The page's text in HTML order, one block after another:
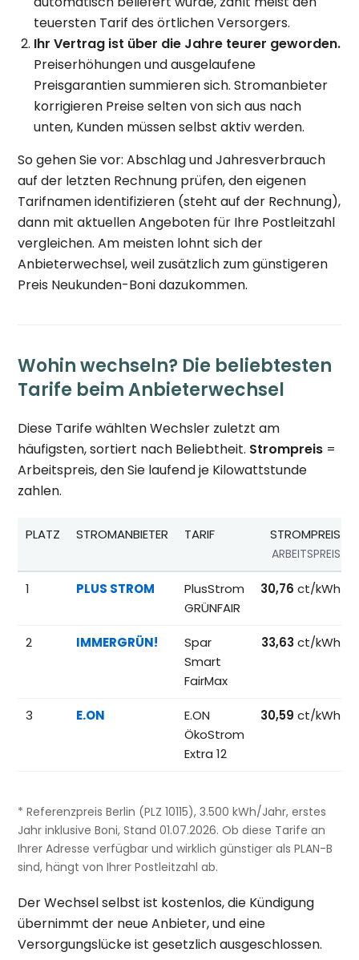
teuersten Tarif des örtlichen Versorgers.
Ihr Vertrag ist über die Jahre teurer geworden.
Preiserhöhungen und ausgelaufene
Preisgarantien summieren sich. Stromanbieter
korrigieren Preise selten von sich aus nach
unten, Kunden müssen selbst aktiv werden.
So gehen Sie vor: Abschlag und Jahresverbrauch
auf der letzten Rechnung prüfen, den eigenen
Tarifnamen identifizieren (steht auf der Rechnung),
dann mit aktuellen Angeboten für Ihre Postleitzahl
vergleichen. Am meisten lohnt sich der
Anbieterwechsel, weil zusätzlich zum günstigeren
Preis Neukunden-Boni dazukommen.
Wohin wechseln? Die beliebtesten
Tarife beim Anbieterwechsel
Diese Tarife wählten Wechsler zuletzt am
häufigsten, sortiert nach Beliebtheit. Strompreis =
Arbeitspreis, den Sie laufend je Kilowattstunde
zahlen.
Beliebteste Tarife beim Anbieterwechsel;
PLATZ STROMANBIETER TARIF STROMPREIS
ARBEITSPREIS
1 PLUS STROM
PlusStrom
GRÜNFAIR
30,76 ct/kWh
2 IMMERGRÜN!
Spar
Smart
FairMax
33,63 ct/kWh
3 E.ON
E.ON
ÖkoStrom
Extra 12
30,59 ct/kWh
* Referenzpreis Berlin (PLZ 10115), 3.500 kWh/Jahr, erstes
Jahr inklusive Boni, Stand 01.07.2026. Ob diese Tarife an
Ihrer Adresse verfügbar und wirklich günstiger als PLAN-B
sind, hängt von Ihrer Postleitzahl ab.
Der Wechsel selbst ist kostenlos, die Kündigung
übernimmt der neue Anbieter, und eine
Versorgungslücke ist gesetzlich ausgeschlossen.